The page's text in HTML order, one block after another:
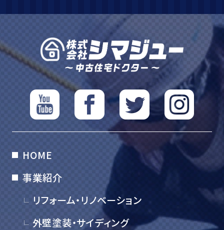
HOME
事業紹介
リフォーム・リノベーション
外壁塗装・サイディング